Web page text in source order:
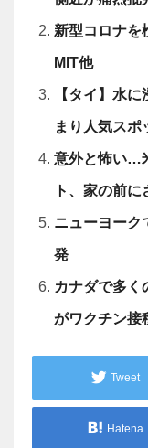
新型コロナを
MIT他
【タイ】水
まり人気スポ
意外と怖い…
ト、家の前
ニューヨーク
発
カナダで多く
がワクチン接
Tweet
Hatena